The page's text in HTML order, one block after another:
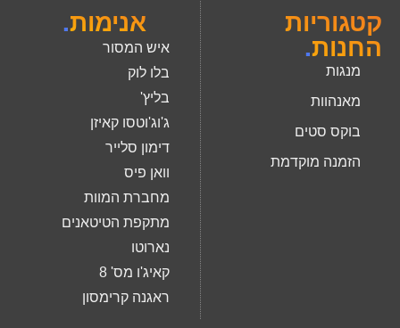
קטגוריות
החנות.
מנגות
מאנהוות
בוקס סטים
הזמנה מוקדמת
אנימות.
איש המסור
בלו לוק
בליץ'
ג'וג'וטסו קאיזן
דימון סלייר
וואן פיס
מחברת המוות
מתקפת הטיטאנים
נארוטו
קאיג'ו מס' 8
ראגנה קרימסון